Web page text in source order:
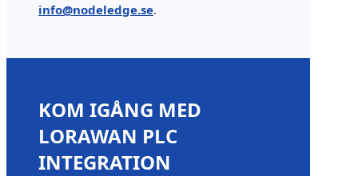
info@nodeledge.se.
KOM IGÅNG MED
LORAWAN PLC
INTEGRATION